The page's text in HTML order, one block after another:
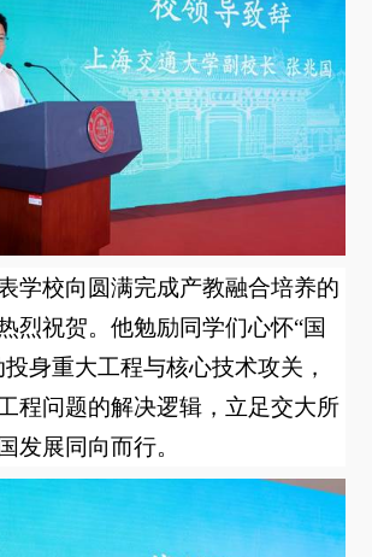
学校向圆满完成产教融合培养的
烈祝贺。他勉励同学们心怀“国
投身重大工程与核心技术攻关，
程问题的解决逻辑，立足交大所
发展同向而行。